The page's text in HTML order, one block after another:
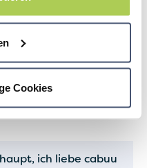
Cookies
Andreas viel Spaß
mit der
Zitate
ich liebe cabuu